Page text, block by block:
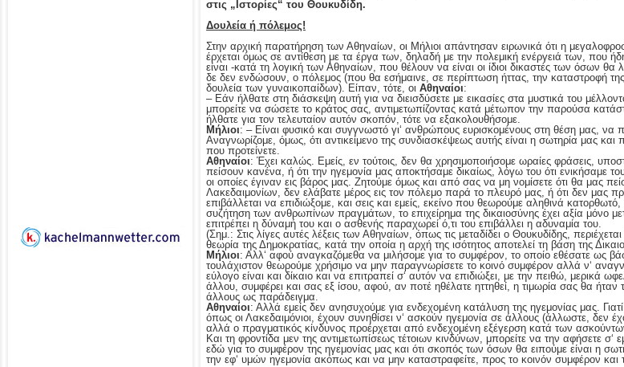
στις „Ιστορίες“ του Θουκυδίδη.
Δουλεία ή πόλεμος!
Στην αρχική παρατήρηση των Αθηναίων, οι Μήλιοι απάντησαν ειρωνικά ότι η
έρχεται όμως σε αντίθεση με τα έργα των, δηλαδή με την πολεμική ενέργειά των, που
είναι -κατά τη λογική των Αθηναίων, που θέλουν να είναι οι ίδιοι δικαστές των όσων
δε δεν ενδώσουν, ο πόλεμος (που θα εσήμαινε, σε περίπτωση ήττας, την καταστροφή
δουλεία των γυναικοπαίδων). Είπαν, τότε, οι Αθηναίοι:
– Εάν ήλθατε στη διάσκεψη αυτή για να διεισδύσετε με εικασίες στα μυστικά του
μπορείτε να σώσετε το κράτος σας, αντιμετωπίζοντας κατά μέτωπον την παρούσα
ήλθατε για τον τελευταίον αυτόν σκοπόν, τότε να εξακολουθήσομε.
Μήλιοι: – Είναι φυσικό και συγγνωστό γι‘ ανθρώπους ευρισκομένους στη θέση μας, να
Αναγνωρίζομε, όμως, ότι αντικείμενο της συνδιασκέψεως αυτής είναι η σωτηρία μας
που προτείνετε.
Αθηναίοι: Έχει καλώς. Εμείς, εν τούτοις, δεν θα χρησιμοποιήσομε ωραίες φράσεις,
πείσουν κανένα, ή ότι την ηγεμονία μας αποκτήσαμε δικαίως, λόγω του ότι ενικήσαμε
οι οποίες έγιναν εις βάρος μας. Ζητούμε όμως και από σας να μη νομίσετε ότι θα μας
Λακεδαιμονίων, δεν ελάβατε μέρος εις τον πόλεμο παρά το πλευρό μας, ή ότι δεν μας
επιβάλλεται να επιδιώξομε, και σεις και εμείς, εκείνο που θεωρούμε αληθινά
συζήτηση των ανθρωπίνων πραγμάτων, το επιχείρημα της δικαιοσύνης έχει αξία μόνο
επιτρέπει η δύναμή του και ο ασθενής παραχωρεί ό,τι του επιβάλλει η αδυναμία του.
(Σημ.: Στις λίγες αυτές λέξεις των Αθηναίων, όπως τις μεταδίδει ο Θουκυδίδης,
θεωρία της Δημοκρατίας, κατά την οποία η αρχή της ισότητος αποτελεί τη βάση της
Μήλιοι: Αλλ‘ αφού αναγκαζόμεθα να μιλήσομε για το συμφέρον, το οποίο εθέσατε ως
τουλάχιστον θεωρούμε χρήσιμο να μην παραγνωρίσετε το κοινό συμφέρον αλλά ν‘
εύλογο είναι και δίκαιο και να επιτραπεί σ‘ αυτόν να επιδιώξει, με την πειθώ, μερικά
άλλου, συμφέρει και σας εξ ίσου, αφού, αν ποτέ ηθέλατε ηττηθεί, η τιμωρία σας θα
άλλους ως παράδειγμα.
Αθηναίοι: Αλλά εμείς δεν ανησυχούμε για ενδεχομένη κατάλυση της ηγεμονίας μας. Γιατί
όπως οι Λακεδαιμόνιοι, έχουν συνηθίσει ν‘ ασκούν ηγεμονία σε άλλους (άλλωστε, δεν
αλλά ο πραγματικός κίνδυνος προέρχεται από ενδεχομένη εξέγερση κατά των
Και τη φροντίδα μεν της αντιμετωπίσεως τέτοιων κινδύνων, μπορείτε να την αφήσετε
εδώ για το συμφέρον της ηγεμονίας μας και ότι σκοπός των όσων θα ειπούμε είναι η
την εφ‘ υμών ηγεμονία ακόπως και να μην καταστραφείτε, προς το κοινόν συμφέρον